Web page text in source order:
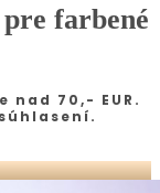
farbené
70,- EUR.